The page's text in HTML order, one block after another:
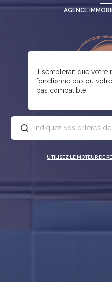
AGENCE
Il semblerait que votre
fonctionne pas ou
pas compatible
UTILISEZ LE MOTEUR DE